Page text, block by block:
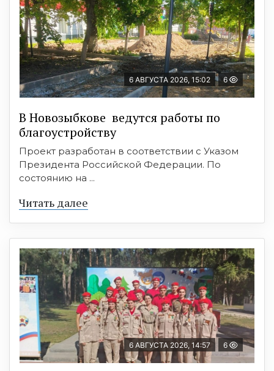
6 АВГУСТА 2026, 15:02 6
В Новозыбкове ведутся работы по
благоустройству
Проект разработан в соответствии с Указом
Президента Российской Федерации. По
состоянию на ...
Читать далее
6 АВГУСТА 2026, 14:57 6